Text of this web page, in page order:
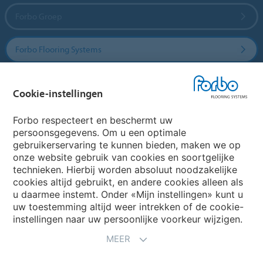
Forbo Flooring Systems
Website
Kies uw land
My Forbo
Cookie-instellingen
Forbo respecteert en beschermt uw
persoonsgegevens. Om u een optimale
gebruikerservaring te kunnen bieden, maken we op
onze website gebruik van cookies en soortgelijke
technieken. Hierbij worden absoluut noodzakelijke
cookies altijd gebruikt, en andere cookies alleen als
u daarmee instemt. Onder «Mijn instellingen» kunt u
uw toestemming altijd weer intrekken of de cookie-
instellingen naar uw persoonlijke voorkeur wijzigen.
MEER